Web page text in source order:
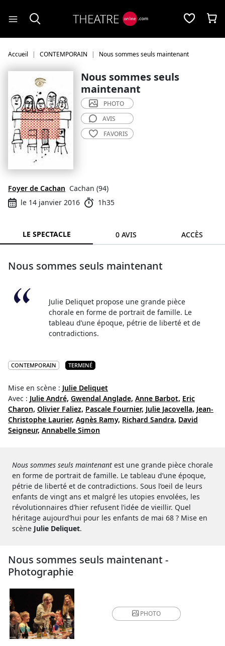
Accueil CONTEMPORAIN Nous sommes seuls maintenant
Nous sommes seuls
maintenant
Foyer de Cachan Cachan (94)
le 14 janvier 2016
1h35
PHOTO
AVIS
FAVORIS
LE SPECTACLE 0 AVIS ACCÈS
Nous sommes seuls maintenant
Julie Deliquet propose une grande pièce
chorale en forme de portrait de famille. Le
tableau d’une époque, pétrie de liberté et de
contradictions.
CONTEMPORAIN TERMINÉ
Mise en scène : Julie Deliquet
Avec : Julie André, Gwendal Anglade, Anne Barbot, Eric
Charon, Olivier Faliez, Pascale Fournier, Julie Jacovella, Jean-
Christophe Laurier, Agnès Ramy, Richard Sandra, David
Seigneur, Annabelle Simon
Nous sommes seuls maintenant est une grande pièce chorale
en forme de portrait de famille. Le tableau d’une époque,
pétrie de liberté et de contradictions. Sous l’oeil de leurs
enfants de vingt ans et malgré les utopies envolées, les
révolutionnaires d’hier refusent l’idée de vieillir. Quel
héritage aujourd’hui pour les enfants de mai 68 ? Mise en
scène Julie Deliquet.
Nous sommes seuls maintenant -
Photographie
PHOTO